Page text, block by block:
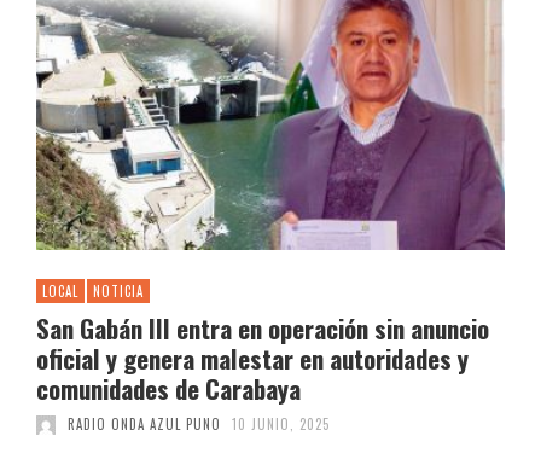
LOCAL NOTICIA
San Gabán III entra en operación sin anuncio
oficial y genera malestar en autoridades y
comunidades de Carabaya
RADIO ONDA AZUL PUNO 10 JUNIO, 2025